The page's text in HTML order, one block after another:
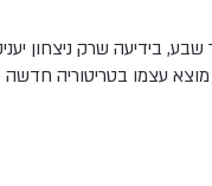
בידיעה שרק ניצחון